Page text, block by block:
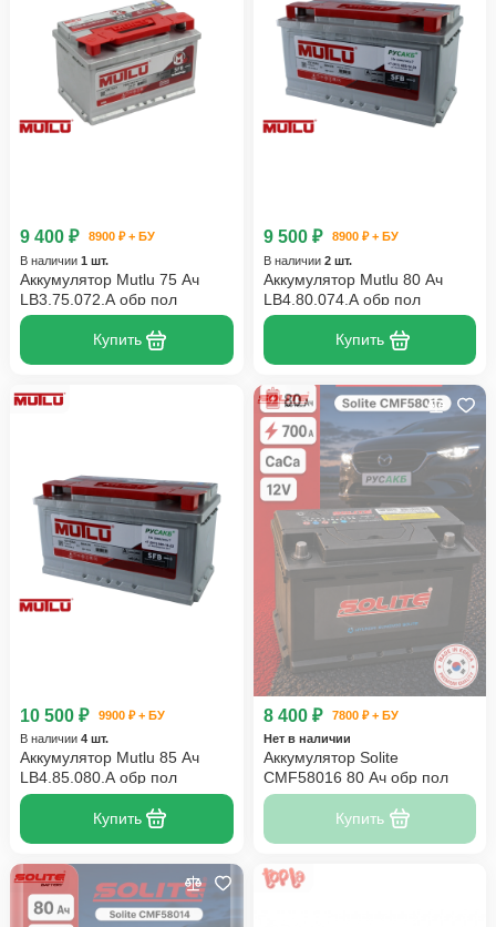
9 400 ₽
8900 ₽ + БУ
В наличии 1 шт.
Аккумулятор Mutlu 75 Ач
LB3.75.072.A обр пол
Купить
9 500 ₽
8900 ₽ + БУ
В наличии 2 шт.
Аккумулятор Mutlu 80 Ач
LB4.80.074.A обр пол
Купить
10 500 ₽
9900 ₽ + БУ
В наличии 4 шт.
Аккумулятор Mutlu 85 Ач
LB4.85.080.A обр пол
Купить
8 400 ₽
7800 ₽ + БУ
Нет в наличии
Аккумулятор Solite
CMF58016 80 Ач обр пол
Купить